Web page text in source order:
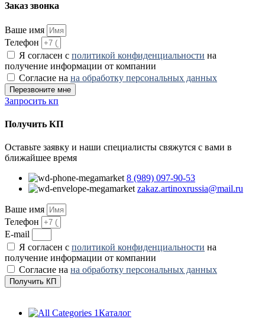
Заказ звонка
Ваше имя
Телефон
Я согласен с политикой конфиденциальности на
получение информации от компании
Согласие на на обработку персональных данных
Перезвоните мне
Запросить кп
Получить КП
Оставьте заявку и наши специалисты свяжутся с вами в
ближайшее время
8 (989) 097-90-53
zakaz.artinoxrussia@mail.ru
Ваше имя
Телефон
E-mail
Я согласен с политикой конфиденциальности на
получение информации от компании
Согласие на на обработку персональных данных
Получить КП
Каталог